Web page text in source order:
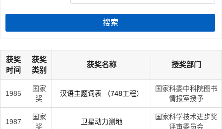
搜索
获奖
时间
获奖
类别
获奖名称 授奖部门
1985
国家
奖
汉语主题词表 （748工程）
国家科委中科院图书
情报室授予
1987
国家
奖
卫星动力测地
国家科学技术进步奖
评审委员会